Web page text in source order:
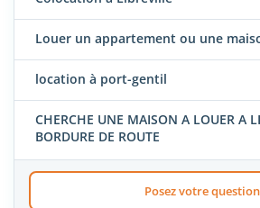
Louer un appartement ou une
location à port-gentil
CHERCHE UNE MAISON A LOUER A
BORDURE DE ROUTE
Posez votre question